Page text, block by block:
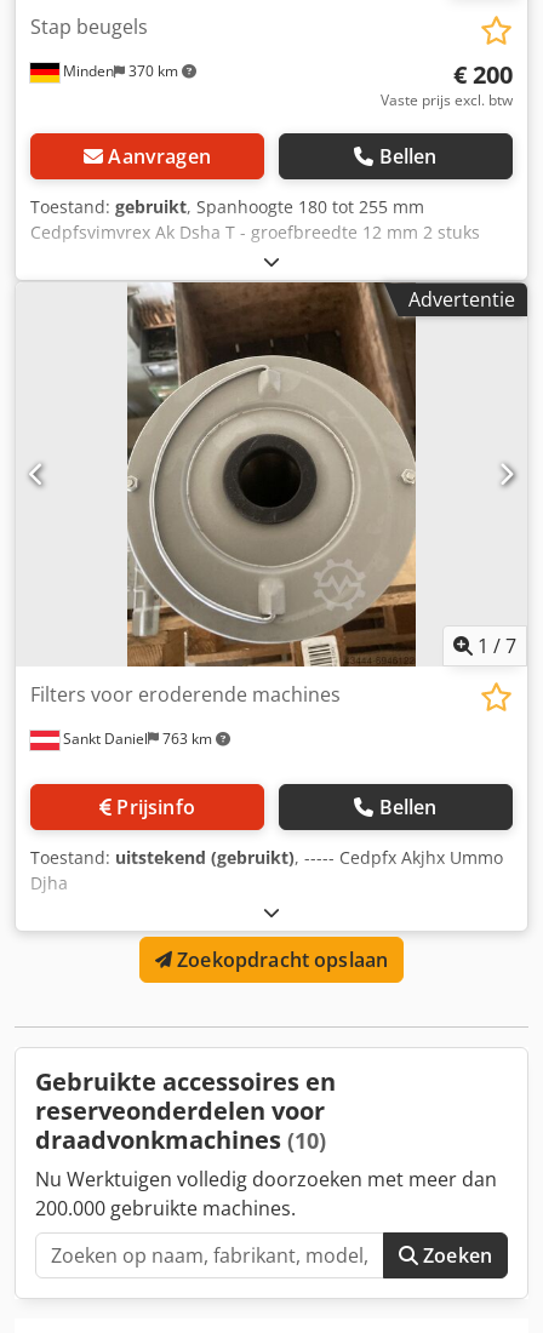
Minden 370 km
Stap beugels
€ 200
Vaste prijs excl. btw
Aanvragen Bellen
Toestand: gebruikt, Spanhoogte 180 tot 255 mm
Cedpfsvimvrex Ak Dsha T - groefbreedte 12 mm 2 stuks
complete prijs Gewicht ca. 4,5 kg
Advertentie
1 /7
Sankt Daniel 763 km
Filters voor eroderende machines
Prijsinfo Bellen
Toestand: uitstekend (gebruikt), ----- Cedpfx Akjhx Ummo
Djha
Zoekopdracht opslaan
Gebruikte accessoires en
reserveonderdelen voor
draadvonkmachines (10)
Nu Werktuigen volledig doorzoeken met meer dan
200.000 gebruikte machines.
Zoeken